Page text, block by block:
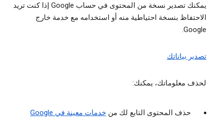
يمكنك تصدير نسخة من المحتوى في حساب Google إذا كنت تريد
الاحتفاظ بنسخة احتياطية منه أو استخدامه مع خدمة خارج
Google.
تصدير بياناتك
لحذف معلوماتك، يمكنك:
حذف المحتوى التابع لك من خدمات معينة في Google